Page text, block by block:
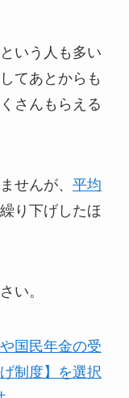
いう人も多い
てあとからも
さんもらえる
せんが、 平均
り下げしたほ
い。
国民年金の受
制度】を選択